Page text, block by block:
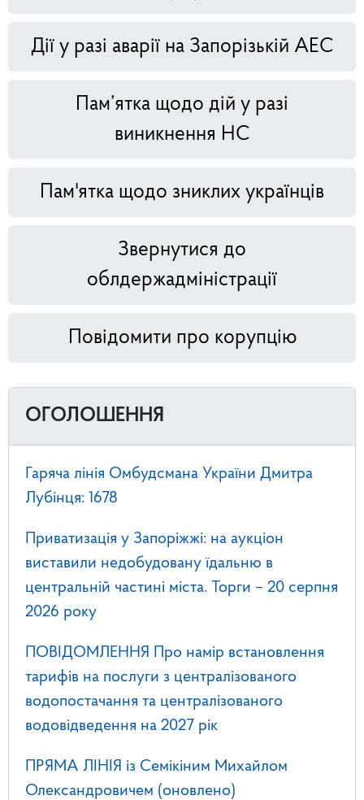
Дії у разі аварії на Запорізькій АЕС
Пам’ятка щодо дій у разі
виникнення НС
Пам'ятка щодо зниклих українців
Звернутися до
облдержадміністрації
Повідомити про корупцію
ОГОЛОШЕННЯ
Гаряча лінія Омбудсмана України Дмитра
Лубінця: 1678
Приватизація у Запоріжжі: на аукціон
виставили недобудовану їдальню в
центральній частині міста. Торги – 20 серпня
2026 року
ПОВІДОМЛЕННЯ Про намір встановлення
тарифів на послуги з централізованого
водопостачання та централізованого
водовідведення на 2027 рік
ПРЯМА ЛІНІЯ із Семікіним Михайлом
Олександровичем (оновлено)